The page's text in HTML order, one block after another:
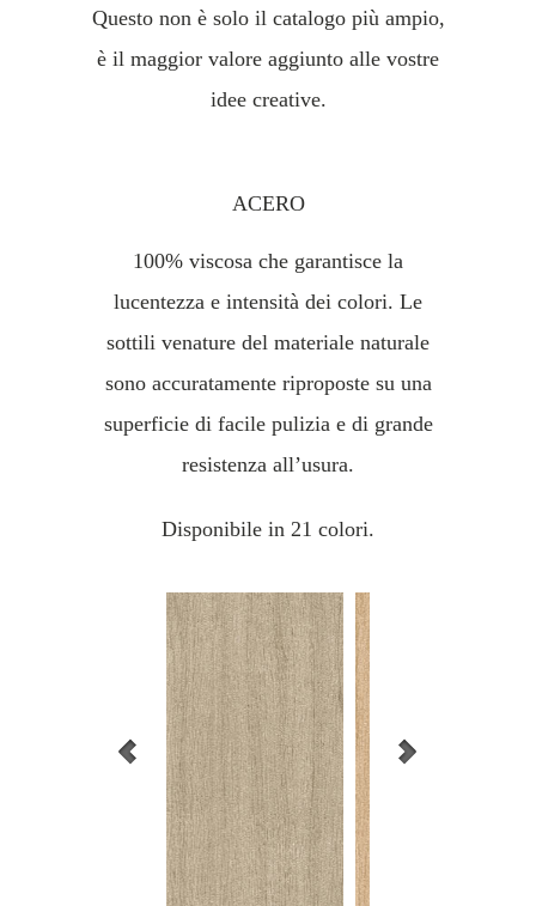
Questo non è solo il catalogo più ampio,
è il maggior valore aggiunto alle vostre
idee creative.
ACERO
100% viscosa che garantisce la
lucentezza e intensità dei colori. Le
sottili venature del materiale naturale
sono accuratamente riproposte su una
superficie di facile pulizia e di grande
resistenza all’usura.
Disponibile in 21 colori.